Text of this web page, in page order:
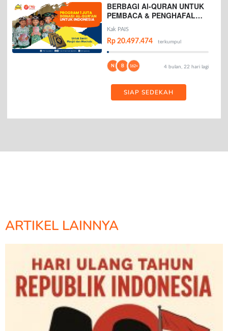
BERBAGI Al-QURAN UNTUK
PEMBACA & PENGHAFAL
AL-QURAN
Kak PAIS
Rp 20.497.474 terkumpul
N B 162+ 4 bulan, 22 hari lagi
SIAP SEDEKAH
ARTIKEL LAINNYA